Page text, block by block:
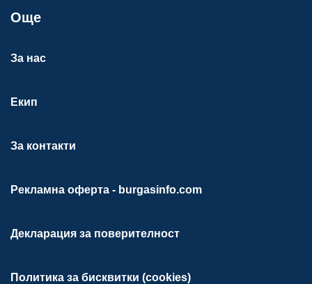
Още
За нас
Екип
За контакти
Рекламна оферта - burgasinfo.com
Декларация за поверителност
Политика за бисквитки (cookies)